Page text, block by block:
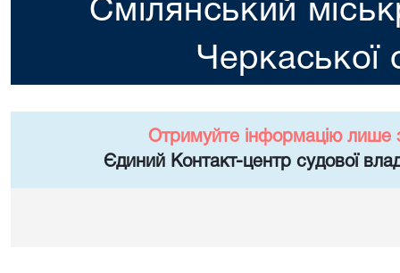
Смілянський
Черкаської
Отримуйте інформацію лише
Єдиний Контакт-центр судової